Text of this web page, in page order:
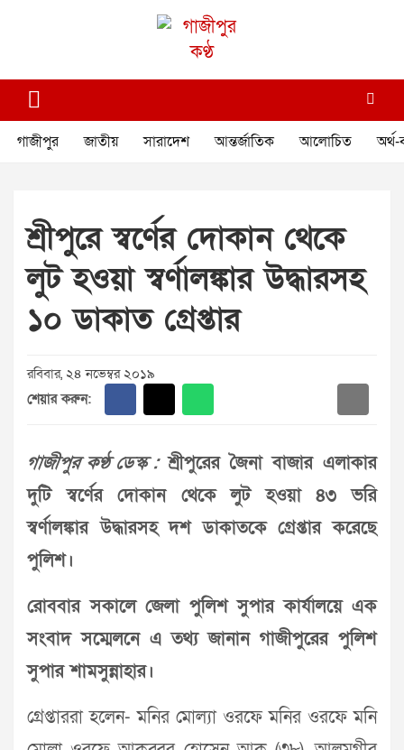
গাজীপুর কণ্ঠ
গাজীপুর জাতীয় সারাদেশ আন্তর্জাতিক আলোচিত অর্থ-
শ্রীপুরে স্বর্ণের দোকান থেকে
লুট হওয়া স্বর্ণালঙ্কার উদ্ধারসহ
১০ ডাকাত গ্রেপ্তার
রবিবার, ২৪ নভেম্বর ২০১৯
শেয়ার করুন:
গাজীপুর কণ্ঠ ডেস্ক :শ্রীপুরের জৈনা বাজার এলাকার
দুটি স্বর্ণের দোকান থেকে লুট হওয়া ৪৩ ভরি
স্বর্ণালঙ্কার উদ্ধারসহ দশ ডাকাতকে গ্রেপ্তার করেছে
পুলিশ।
রোববার সকালে জেলা পুলিশ সুপার কার্যালয়ে এক
সংবাদ সম্মেলনে এ তথ্য জানান গাজীপুরের পুলিশ
সুপার শামসুন্নাহার।
গ্রেপ্তাররা হলেন- মনির মোল্যা ওরফে মনির ওরফে মনি